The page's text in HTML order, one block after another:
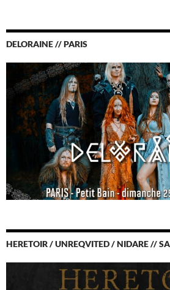
DELORAINE // PARIS
HERETOIR / UNREQVITED / NIDARE //